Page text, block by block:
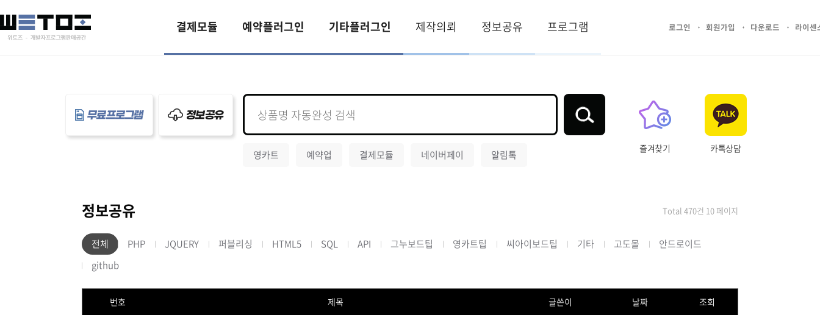
결제모듈 예약플러그인 기타플러그인 제작의뢰 정보공유 프로그램 로그인 회원가입 다운로드 라이센
무료프로그램 정보공유
영카트 예약업 결제모듈 네이버페이 알림톡 즐겨찾기 카톡상담
정보공유 Total 470건 10 페이지
전체 PHP JQUERY 퍼블리싱 HTML5 SQL API 그누보드팁 영카트팁 씨아이보드팁 기타 고도몰
안드로이드
github
번호 제목 글쓴이 날짜 조회